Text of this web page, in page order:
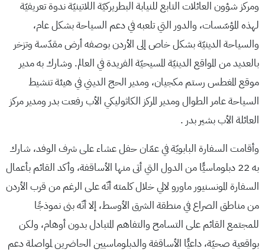
ومركز شؤون العائلات التابع للنيابة البطريركيّة اللاتينيّة ندوة تعريفيّة
لهذه المؤسّسات، والدور التي تلعبه في دعم السياحة بشكل عام،
والسياحة الدينيّة بشكل خاص إلى الأردن بوصفه أرض مقدّسة وتزخر
بالعديد من المواقع الدينيّة المسيحيّة الفريدة في العالم. وشارك به مدير
موقع المغطس رستم مكجيان، ومدير الحج الديني في هيئة تنشيط
السياحة عامر الطوال ومدير المركز الكاثوليكي الأب رفعت بدر ومدير مركز
العائلة الأب بشير بدر .
وأقامت السفارة البابويّة في عمّان حفل عشاء على شرف الوفد، شارك
به 22 دبلوماسيًّا من الدول التي أتى منها الأساقفة، وأكد القائم بأعمال
السفارة المونسنيور ماورو لالي خلال كلمته أنّه على الرغم من قرب الأردن
من مناطق الصراع في منطقة الشرق الأوسط، إلا أنّه بنى نموذجًا
للمجتمع القائم على التسامح والتفاهم المتبادل بدون أوهام، ولكن
بواقعية صحيّة، داعيًّا الأساقفة والدبلوماسيين الحاضرين لمواصلة دعم